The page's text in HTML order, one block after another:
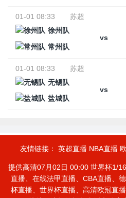
01-01 08:33
苏超
徐州队
vs
常州队
01-01 08:33
苏超
无锡队
vs
盐城队
友情链接： 英超直播 NBA直播
提供高清07月02日 00:00 世界杯1/
直播、在线法甲直播、CBA直播、
杯直播、世界杯直播、高清欧冠直